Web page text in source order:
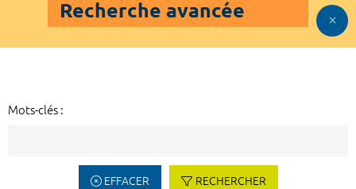
Recherche avancée
Mots-clés :
EFFACER RECHERCHER